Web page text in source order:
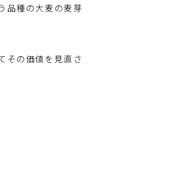
品種の大麦の麦芽
その価値を見直さ